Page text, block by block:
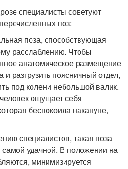
специалисты советуют
поз:
поза, способствующая
расслаблению. Чтобы
анатомическое размещение
разгрузить поясничный отдел,
под колени небольшой валик.
ощущает себя
беспокоила накануне,
специалистов, такая поза
самой удачной. В положении на
минимизируется